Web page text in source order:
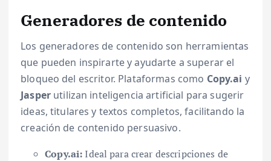
Generadores de contenido
Los generadores de contenido son herramientas
que pueden inspirarte y ayudarte a superar el
bloqueo del escritor. Plataformas como Copy.ai y
Jasperutilizan inteligencia artificial para sugerir
ideas, titulares y textos completos, facilitando la
creación de contenido persuasivo.
Copy.ai: Ideal para crear descripciones de